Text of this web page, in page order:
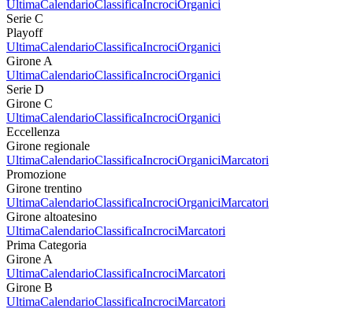
UltimaCalendarioClassificaIncrociOrganici
Serie C
Playoff
UltimaCalendarioClassificaIncrociOrganici
Girone A
UltimaCalendarioClassificaIncrociOrganici
Serie D
Girone C
UltimaCalendarioClassificaIncrociOrganici
Eccellenza
Girone regionale
UltimaCalendarioClassificaIncrociOrganiciMarcatori
Promozione
Girone trentino
UltimaCalendarioClassificaIncrociOrganiciMarcatori
Girone altoatesino
UltimaCalendarioClassificaIncrociMarcatori
Prima Categoria
Girone A
UltimaCalendarioClassificaIncrociMarcatori
Girone B
UltimaCalendarioClassificaIncrociMarcatori